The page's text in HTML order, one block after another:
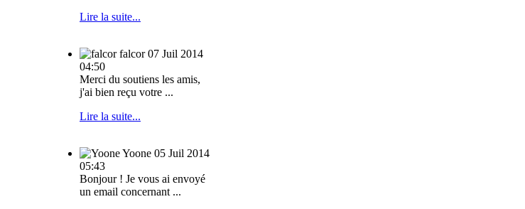
Lire la suite...
falcor 07 Juil 2014
04:50
Merci du soutiens les amis,
j'ai bien reçu votre ...
Lire la suite...
Yoone 05 Juil 2014
05:43
Bonjour ! Je vous ai envoyé
un email concernant ...